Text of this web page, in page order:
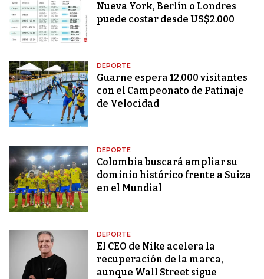
Nueva York, Berlín o Londres
puede costar desde US$2.000
DEPORTE
Guarne espera 12.000 visitantes
con el Campeonato de Patinaje
de Velocidad
DEPORTE
Colombia buscará ampliar su
dominio histórico frente a Suiza
en el Mundial
DEPORTE
El CEO de Nike acelera la
recuperación de la marca,
aunque Wall Street sigue